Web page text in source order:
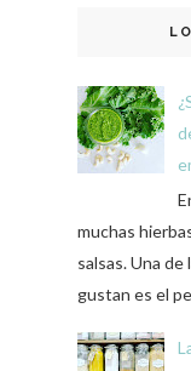
muchas
salsas. Una de
gustan es el